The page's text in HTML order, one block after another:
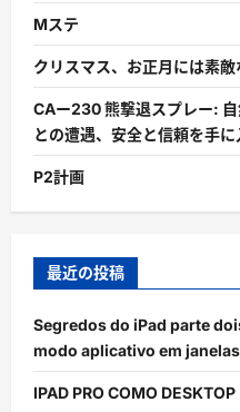
Mステ
クリスマス、お正月には素
CAー230 熊撃退スプレー:
との遭遇、安全と信頼を手に
P2計画
最近の投稿
Segredos do iPad parte
modo aplicativo em janelas
IPAD PRO COMO DESKTOP